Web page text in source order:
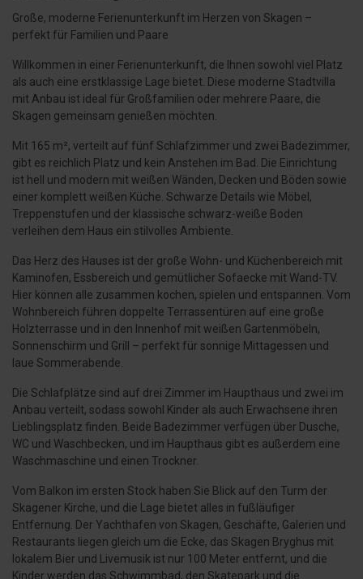
Große, moderne Ferienunterkunft im Herzen von Skagen –
perfekt für Familien und Paare
Willkommen in einer Ferienunterkunft, die Ihnen sowohl viel Platz
als auch eine erstklassige Lage bietet. Diese moderne Stadtvilla
mit Anbau ist ideal für Großfamilien oder mehrere Paare, die
Skagen gemeinsam genießen möchten.
Mit 165 m², verteilt auf fünf Schlafzimmer und zwei Badezimmer,
gibt es reichlich Platz und kein Anstehen im Bad. Die Einrichtung
ist hell und modern mit weißen Wänden, Decken und Böden sowie
einer komplett weißen Küche. Schwarze Details wie Möbel,
Treppenstufen und der klassische schwarz-weiße Boden
verleihen dem Haus ein stilvolles Ambiente.
Das Herz des Hauses ist der große Wohn- und Küchenbereich mit
Kaminofen, Essbereich und gemütlicher Sofaecke mit Wand-TV.
Hier können alle zusammen kochen, spielen und entspannen. Vom
Wohnbereich führen doppelte Terrassentüren auf eine große
Holzterrasse und in den Innenhof mit weißen Gartenmöbeln,
Sonnenschirm und Grill – perfekt für sonnige Mittagessen und
laue Sommerabende.
Die Schlafplätze sind auf drei Zimmer im Haupthaus und zwei im
Anbau verteilt, sodass sowohl Kinder als auch Erwachsene ihren
Lieblingsplatz finden. Beide Badezimmer verfügen über Dusche,
WC und Waschbecken, und im Haupthaus gibt es außerdem eine
Waschmaschine und einen Trockner.
Vom Balkon im ersten Stock haben Sie Blick auf den Turm der
Skagener Kirche, und die Lage bietet alles in fußläufiger
Entfernung. Der Yachthafen von Skagen, Geschäfte, Galerien und
Restaurants liegen gleich um die Ecke, das Skagen Bryghus mit
lokalem Bier und Livemusik ist nur 100 Meter entfernt, und die
Kinder werden das Schwimmbad, den Skatepark und die